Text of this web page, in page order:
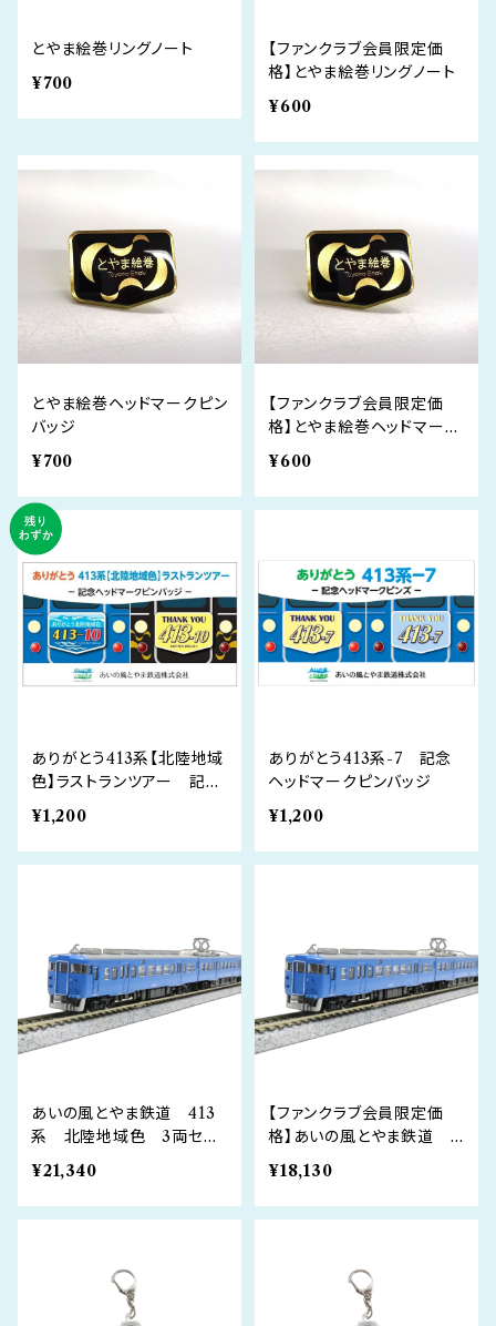
とやま絵巻リングノート
¥700
【ファンクラブ会員限定価
格】とやま絵巻リングノート
¥600
とやま絵巻ヘッドマークピン
バッジ
¥700
【ファンクラブ会員限定価
格】とやま絵巻ヘッドマーク
ピンバッジ
¥600
ありがとう413系【北陸地域
色】ラストランツアー 記念
ヘッドマークピンバッジ
¥1,200
ありがとう413系-7 記念
ヘッドマークピンバッジ
¥1,200
あいの風とやま鉄道 413
系 北陸地域色 3両セッ
ト
¥21,340
【ファンクラブ会員限定価
格】あいの風とやま鉄道 4
13系 北陸地域色 3両セ
ット
¥18,130